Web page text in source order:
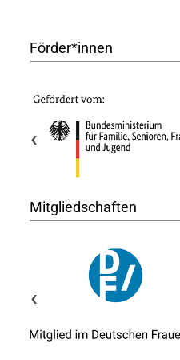
Förder*innen
‹
Mitgliedschaften
‹